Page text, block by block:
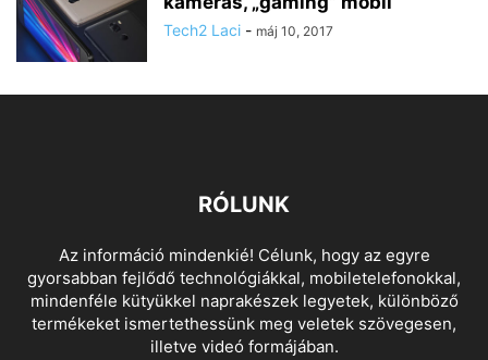
Tech2 Laci - máj 10, 2017
RÓLUNK
Az információ mindenkié! Célunk, hogy az egyre
gyorsabban fejlődő technológiákkal, mobiletelefonokkal,
mindenféle kütyükkel naprakészek legyetek, különböző
termékeket ismertethessünk meg veletek szövegesen,
illetve videó formájában.